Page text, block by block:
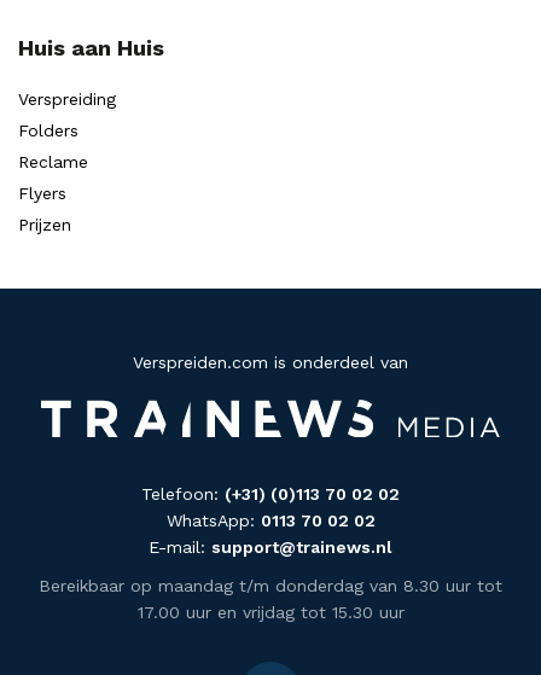
Huis aan Huis
Verspreiding
Folders
Reclame
Flyers
Prijzen
Verspreiden.com is onderdeel van
Telefoon: (+31) (0)113 70 02 02
WhatsApp: 0113 70 02 02
E-mail: support@trainews.nl
Bereikbaar op maandag t/m donderdag van 8.30 uur tot
17.00 uur en vrijdag tot 15.30 uur